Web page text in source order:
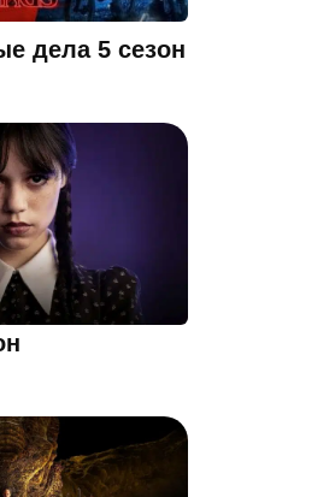
дела 5 сезон